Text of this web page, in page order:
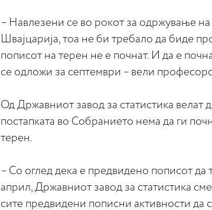
– Навлезени се во рокот за одржување
Швајцарија, тоа не би требало да биде
пописот на терен не е почнат. И да е
се одложи за септември – вели
Од Државниот завод за статистика велат
постапката во Собранието нема да ги
терен.
– Со оглед дека е предвидено пописот да
април, Државниот завод за статистика
сите предвидени пописни активности да